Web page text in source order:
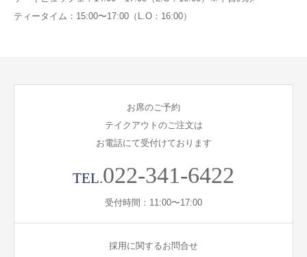
ティータイム：15:00〜17:00（L.O：16:00）
お席のご予約
テイクアウトのご注文は
お電話にて受付けております
TEL.022-341-6422
受付時間：11:00〜17:00
採用に関するお問合せ